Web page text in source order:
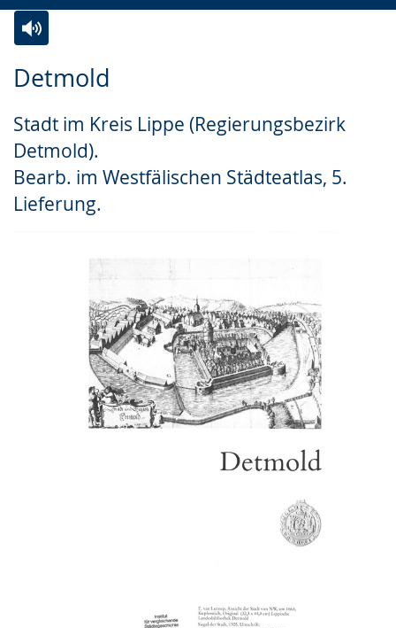
Detmold
Stadt im Kreis Lippe (Regierungsbezirk
Detmold).
Bearb. im Westfälischen Städteatlas, 5.
Lieferung.
Leichten
wechseln.
Audio-
Video
Deutscher
Gebärdensprache
wird
angezeigt.